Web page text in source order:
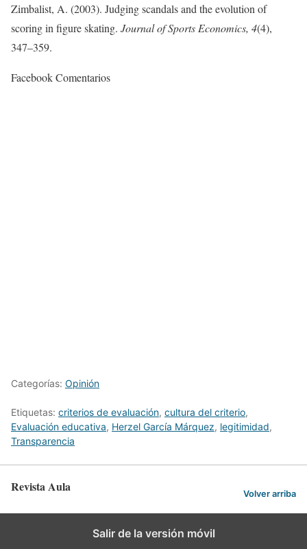
Zimbalist, A. (2003). Judging scandals and the evolution of
scoring in figure skating. JournalofSports Economics, 4(4),
347–359.
Facebook Comentarios
Categorías: Opinión
Etiquetas: criterios de evaluación, cultura del criterio,
Evaluación educativa, Herzel García Márquez, legitimidad,
Transparencia
Revista Aula Volver arriba
Salir de la versión móvil